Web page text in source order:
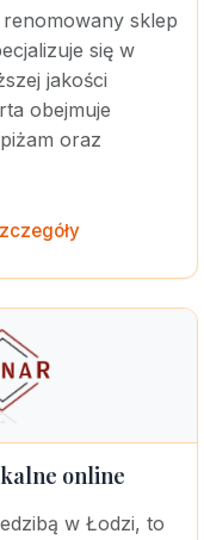
sklep
się w
jakości
obejmuje
oraz
online
w Łodzi, to